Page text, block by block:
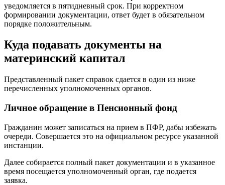
уведомляется в пятидневный срок. При корректном
формировании документации, ответ будет в обязательном
порядке положительным.
Куда подавать документы на
материнский капитал
Представленный пакет справок сдается в один из ниже
перечисленных уполномоченных органов.
Личное обращение в Пенсионный фонд
Гражданин может записаться на прием в ПФР, дабы избежать
очереди. Совершается это на официальном ресурсе указанной
инстанции.
Далее собирается полный пакет документации и в указанное
время посещается уполномоченный орган, где подается
заявка.